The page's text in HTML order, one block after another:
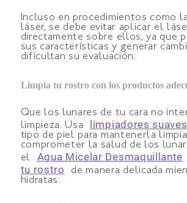
Incluso en procedimientos como
láser, se debe evitar aplicar el
directamente sobre ellos, ya que
sus características y generar
dificultan su evaluación.
Limpia tu rostro con los productos
Que los lunares de tu cara no
limpieza. Usa limpiadores suaves
tipo de piel para mantenerla
comprometer la salud de los
el Agua Micelar Desmaquillante
tu rostro
de manera delicada
hidratas.